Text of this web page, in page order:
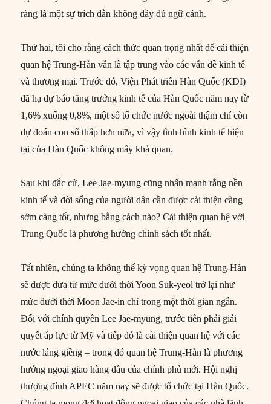
ràng là một sự trích dẫn không đầy đủ ngữ cảnh.
Thứ hai, tôi cho rằng cách thức quan trọng nhất để cải thiện
quan hệ Trung-Hàn vẫn là tập trung vào các vấn đề kinh tế
và thương mại. Trước đó, Viện Phát triển Hàn Quốc (KDI)
đã hạ dự báo tăng trưởng kinh tế của Hàn Quốc năm nay từ
1,6% xuống 0,8%, một số tổ chức nước ngoài thậm chí còn
dự đoán con số thấp hơn nữa, vì vậy tình hình kinh tế hiện
tại của Hàn Quốc không mấy khả quan.
Sau khi đắc cử, Lee Jae-myung cũng nhấn mạnh rằng nền
kinh tế và đời sống của người dân cần được cải thiện càng
sớm càng tốt, nhưng bằng cách nào? Cải thiện quan hệ với
Trung Quốc là phương hướng chính sách tốt nhất.
Tất nhiên, chúng ta không thể kỳ vọng quan hệ Trung-Hàn
sẽ được đưa từ mức dưới thời Yoon Suk-yeol trở lại như
mức dưới thời Moon Jae-in chỉ trong một thời gian ngắn.
Đối với chính quyền Lee Jae-myung, trước tiên phải giải
quyết áp lực từ Mỹ và tiếp đó là cải thiện quan hệ với các
nước láng giềng – trong đó quan hệ Trung-Hàn là phương
hướng ngoại giao hàng đầu của chính phủ mới. Hội nghị
thượng đỉnh APEC năm nay sẽ được tổ chức tại Hàn Quốc.